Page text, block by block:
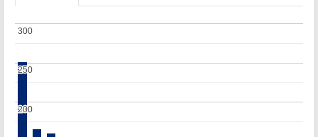
200
200
250
250
300
300